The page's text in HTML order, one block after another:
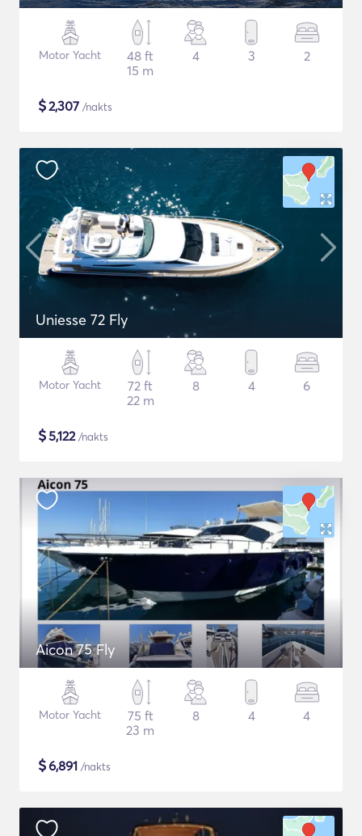
Motor Yacht
48 ft
15 m
4 3 2
$2,307 /nakts
Uniesse 72 Fly
Motor Yacht
72 ft
22 m
8 4 6
$5,122/nakts
Aicon 75 Fly
Motor Yacht
75 ft
23 m
8 4 4
$6,891 /nakts